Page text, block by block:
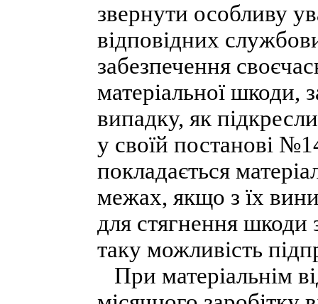
звернути особливу
відповідних
забезпечення
матеріальної шкоди,
випадку, як
у своїй постанові
покладається
межах, якщо з їх
для стягнення шкоди
таку можливість
При матеріальнім